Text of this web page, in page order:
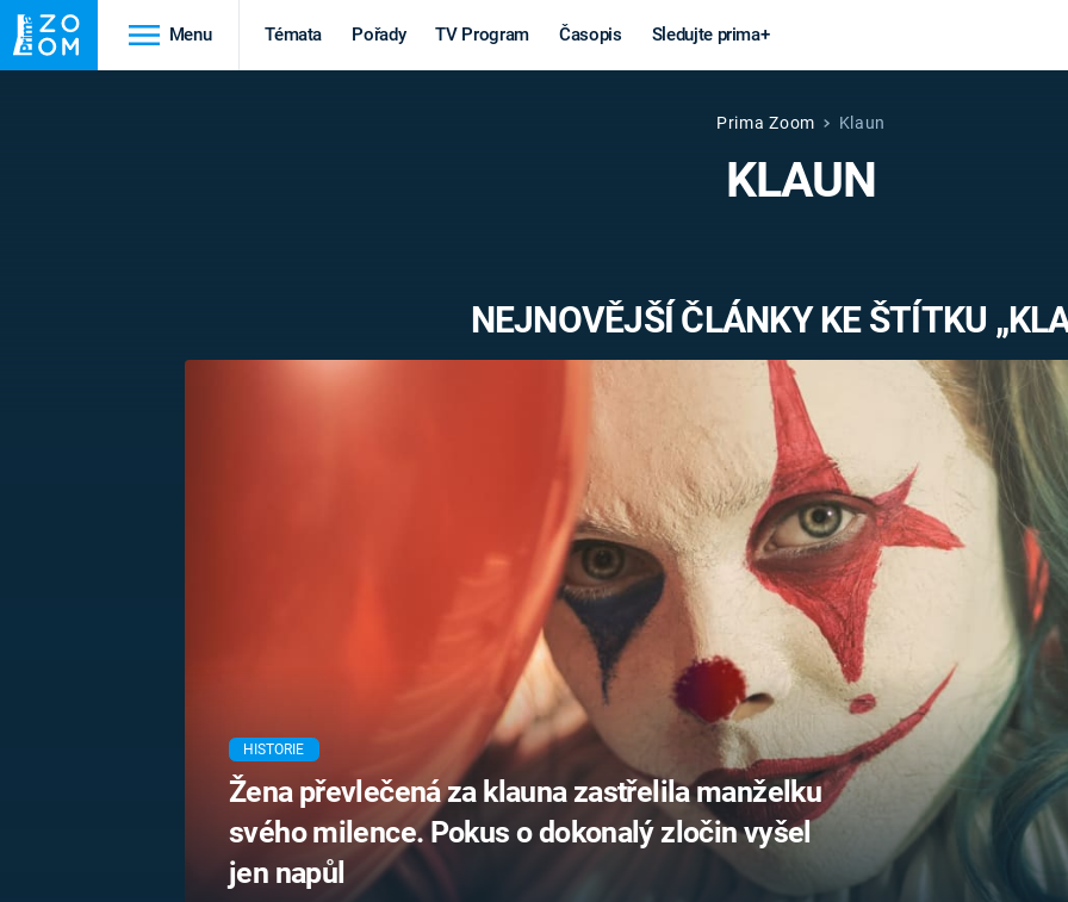
Menu Témata Pořady TV Program Časopis Sledujte prima+
STAROVĚKÝ EGYPT
Věda a
technika
MARS
VÁLEČNÉ
Záhady a
konspirace
UFO A
MIMOZEMŠŤANÉ
UTAJENÉ PŘÍBĚHY
ČESKÝCH DĚJIN
ALTERNATIVNÍ
HISTORIE
FILMY
REALITA
HORORY
REALITA
OPTICKÉ
KLAMY
Prima Zoom Klaun
KLAUN
NEJNOVĚJŠÍ ČLÁNKY KE ŠTÍTKU
HISTORIE
Žena převlečená za klauna zastřelila manželku
svého milence. Pokus o dokonalý zločin vyšel
jen napůl